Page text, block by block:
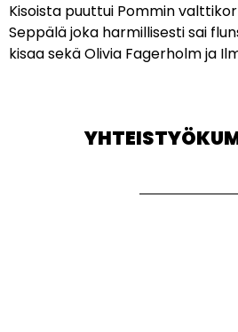
Kisoista puuttui Pommin
Seppälä joka harmillisesti sai
kisaa sekä Olivia Fagerholm ja